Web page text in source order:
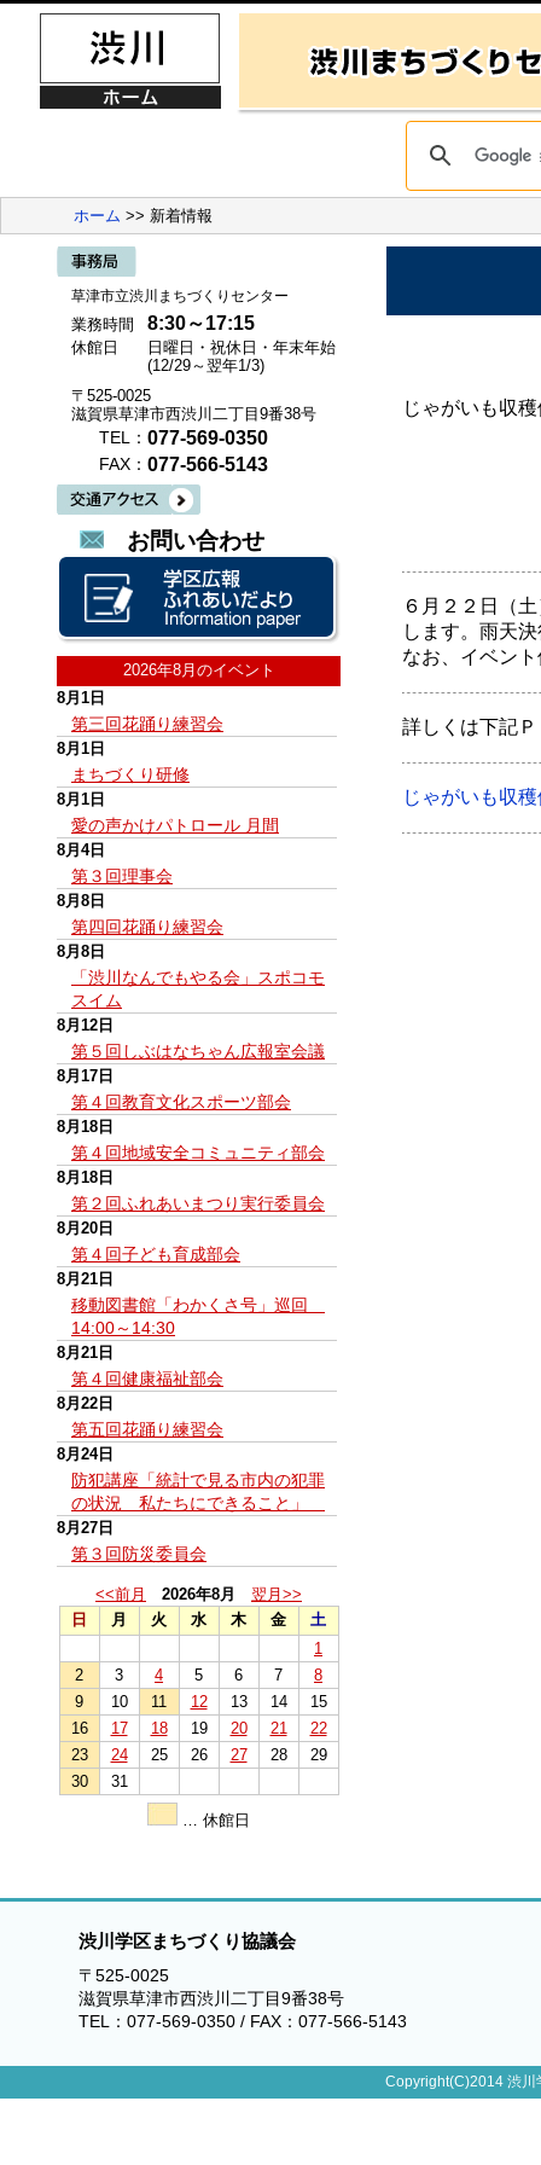
ホーム >> 新着情報
草津市立渋川まちづくりセンター
業務時間 8:30～17:15
休館日
日曜日・祝休日・年末年始
(12/29～翌年1/3)
〒525-0025
滋賀県草津市西渋川二丁目9番38号
TEL： 077-569-0350
FAX： 077-566-5143
お問い合わせ
2026年8月のイベント
8月1日
第三回花踊り練習会
8月1日
まちづくり研修
8月1日
愛の声かけパトロール 月間
8月4日
第３回理事会
8月8日
第四回花踊り練習会
8月8日
「渋川なんでもやる会」スポコモ
スイム
8月12日
第５回しぶはなちゃん広報室会議
8月17日
第４回教育文化スポーツ部会
8月18日
第４回地域安全コミュニティ部会
8月18日
第２回ふれあいまつり実行委員会
8月20日
第４回子ども育成部会
8月21日
移動図書館「わかくさ号」巡回
14:00～14:30
8月21日
第４回健康福祉部会
8月22日
第五回花踊り練習会
8月24日
防犯講座「統計で見る市内の犯罪
の状況 私たちにできること」
8月27日
第３回防災委員会
<<前月 2026年8月
翌月>>
日
月 火 水 木 金
土
1
2
3 4 5 6 7
8
9
10 11 12 13 14
15
16
17 18 19 20 21
22
23
24 25 26 27 28
29
30
31
… 休館日
じゃがいも収
６月２２日（
します。雨天
なお、イベン
詳しくは下記
じゃがいも収
渋川学区まちづくり協議会
〒525-0025
滋賀県草津市西渋川二丁目9番38号
TEL：077-569-0350 / FAX：077-566-5143
Copyright(C)2014 渋川